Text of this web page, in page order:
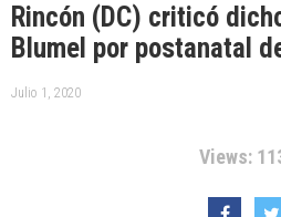
Rincón (DC) criticó
Blumel por postanatal
Julio 1, 2020
Views: